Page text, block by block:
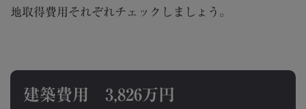
地取得費用それぞれチェックしましょう。
建築費用 3,826万円